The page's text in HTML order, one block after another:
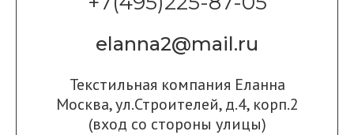
elanna2@mail.ru
Текстильная компания Еланна
Москва, ул.Строителей, д.4, корп.2
(вход со стороны улицы)